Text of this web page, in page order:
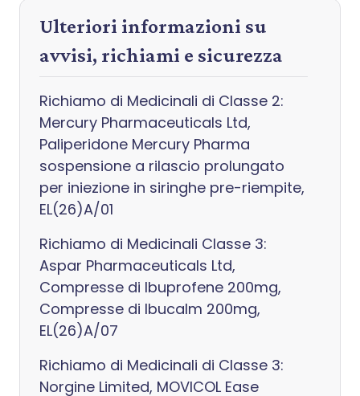
Ulteriori informazioni su
avvisi, richiami e sicurezza
Richiamo di Medicinali di Classe 2:
Mercury Pharmaceuticals Ltd,
Paliperidone Mercury Pharma
sospensione a rilascio prolungato
per iniezione in siringhe pre-riempite,
EL(26)A/01
Richiamo di Medicinali Classe 3:
Aspar Pharmaceuticals Ltd,
Compresse di Ibuprofene 200mg,
Compresse di Ibucalm 200mg,
EL(26)A/07
Richiamo di Medicinali di Classe 3:
Norgine Limited, MOVICOL Ease